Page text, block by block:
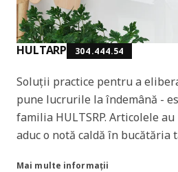
HULTARP 304.444.54
Soluții practice pentru a
pune lucrurile la îndemână -
familia HULTSRP. Articolele
aduc o notă caldă în bucătăria
Mai multe informații